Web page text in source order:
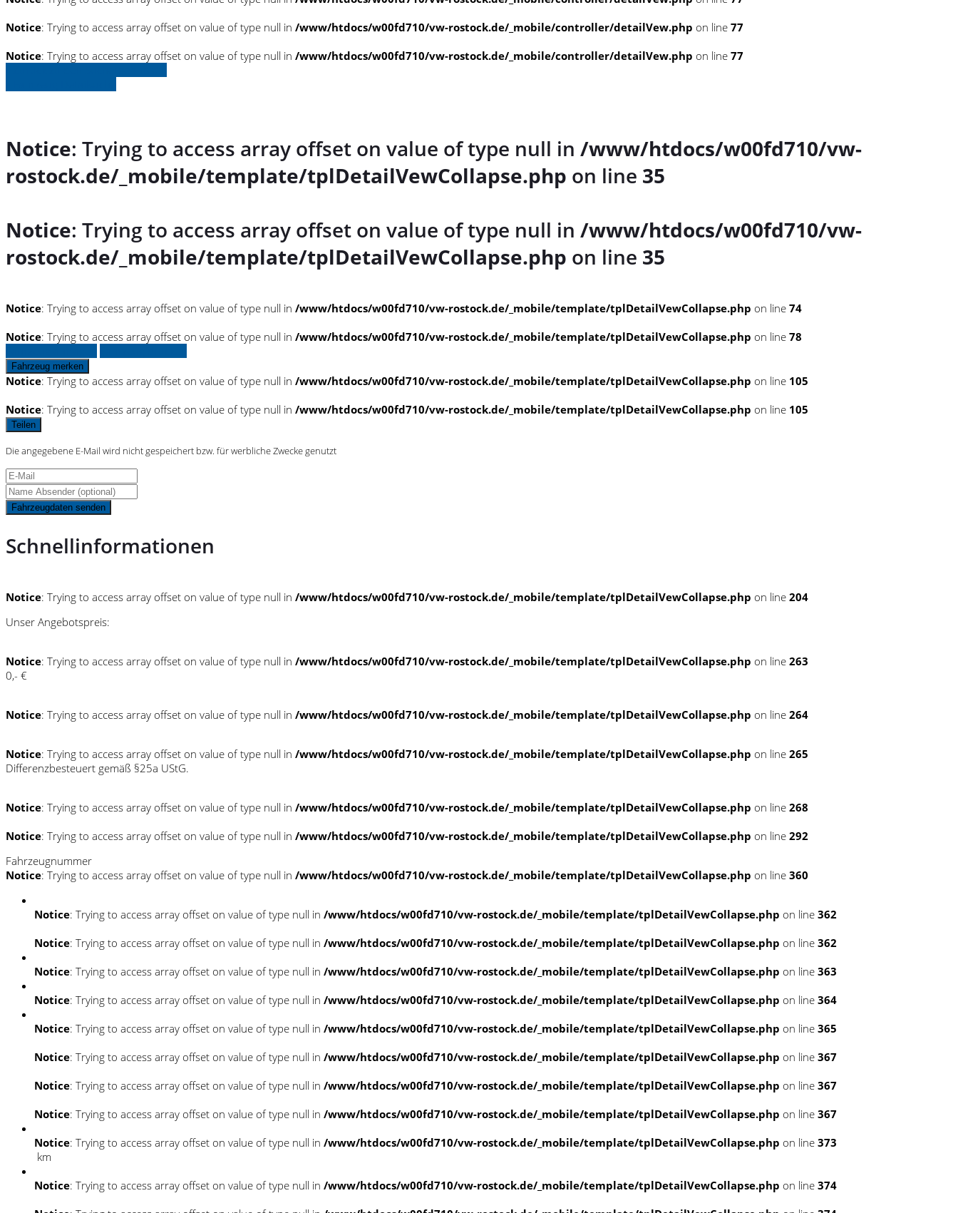
Notice: Trying to access array offset on value of type null in /www/htdocs/w00fd710/vw-rostock.de/_mobile/controller/detailVew.php on line 77
Notice: Trying to access array offset on value of type null in /www/htdocs/w00fd710/vw-rostock.de/_mobile/controller/detailVew.php on line 77
Notice: Trying to access array offset on value of type null in /www/htdocs/w00fd710/vw-
rostock.de/_mobile/template/tplDetailVewCollapse.php on line 35
Notice: Trying to access array offset on value of type null in /www/htdocs/w00fd710/vw-
rostock.de/_mobile/template/tplDetailVewCollapse.php on line 35
Notice: Trying to access array offset on value of type null in /www/htdocs/w00fd710/vw-rostock.de/_mobile/template/tplDetailVewCollapse.php on line 74
Notice: Trying to access array offset on value of type null in /www/htdocs/w00fd710/vw-rostock.de/_mobile/template/tplDetailVewCollapse.php on line 78
Fahrzeug merken
Notice: Trying to access array offset on value of type null in /www/htdocs/w00fd710/vw-rostock.de/_mobile/template/tplDetailVewCollapse.php on line 105
Notice: Trying to access array offset on value of type null in /www/htdocs/w00fd710/vw-rostock.de/_mobile/template/tplDetailVewCollapse.php on line 105
Teilen
Die angegebene E-Mail wird nicht gespeichert bzw. für werbliche Zwecke genutzt
Fahrzeugdaten senden
Schnellinformationen
Notice: Trying to access array offset on value of type null in /www/htdocs/w00fd710/vw-rostock.de/_mobile/template/tplDetailVewCollapse.php on line 204
Unser Angebotspreis:
Notice: Trying to access array offset on value of type null in /www/htdocs/w00fd710/vw-rostock.de/_mobile/template/tplDetailVewCollapse.php on line 263
0,- €
Notice: Trying to access array offset on value of type null in /www/htdocs/w00fd710/vw-rostock.de/_mobile/template/tplDetailVewCollapse.php on line 264
Notice: Trying to access array offset on value of type null in /www/htdocs/w00fd710/vw-rostock.de/_mobile/template/tplDetailVewCollapse.php on line 265
Differenzbesteuert gemäß §25a UStG.
Notice: Trying to access array offset on value of type null in /www/htdocs/w00fd710/vw-rostock.de/_mobile/template/tplDetailVewCollapse.php on line 268
Notice: Trying to access array offset on value of type null in /www/htdocs/w00fd710/vw-rostock.de/_mobile/template/tplDetailVewCollapse.php on line 292
Fahrzeugnummer
Notice: Trying to access array offset on value of type null in /www/htdocs/w00fd710/vw-rostock.de/_mobile/template/tplDetailVewCollapse.php on line 360
Notice: Trying to access array offset on value of type null in /www/htdocs/w00fd710/vw-rostock.de/_mobile/template/tplDetailVewCollapse.php on line 362
Notice: Trying to access array offset on value of type null in /www/htdocs/w00fd710/vw-rostock.de/_mobile/template/tplDetailVewCollapse.php on line 362
Notice: Trying to access array offset on value of type null in /www/htdocs/w00fd710/vw-rostock.de/_mobile/template/tplDetailVewCollapse.php on line 363
Notice: Trying to access array offset on value of type null in /www/htdocs/w00fd710/vw-rostock.de/_mobile/template/tplDetailVewCollapse.php on line 364
Notice: Trying to access array offset on value of type null in /www/htdocs/w00fd710/vw-rostock.de/_mobile/template/tplDetailVewCollapse.php on line 365
Notice: Trying to access array offset on value of type null in /www/htdocs/w00fd710/vw-rostock.de/_mobile/template/tplDetailVewCollapse.php on line 367
Notice: Trying to access array offset on value of type null in /www/htdocs/w00fd710/vw-rostock.de/_mobile/template/tplDetailVewCollapse.php on line 367
Notice: Trying to access array offset on value of type null in /www/htdocs/w00fd710/vw-rostock.de/_mobile/template/tplDetailVewCollapse.php on line 367
Notice: Trying to access array offset on value of type null in /www/htdocs/w00fd710/vw-rostock.de/_mobile/template/tplDetailVewCollapse.php on line 373
km
Notice: Trying to access array offset on value of type null in /www/htdocs/w00fd710/vw-rostock.de/_mobile/template/tplDetailVewCollapse.php on line 374